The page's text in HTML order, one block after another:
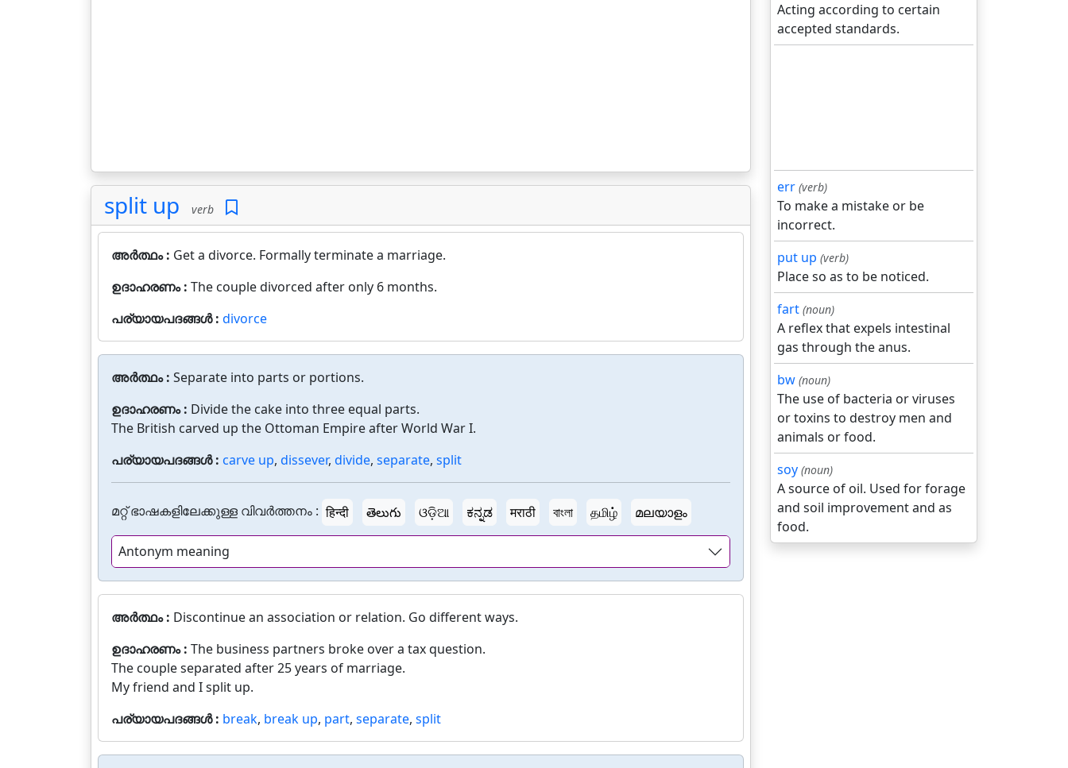
split up verb
അർത്ഥം : Get a divorce. Formally terminate a marriage.
ഉദാഹരണം : The couple divorced after only 6 months.
പര്യായപദങ്ങൾ : divorce
അർത്ഥം : Separate into parts or portions.
ഉദാഹരണം : Divide the cake into three equal parts.
The British carved up the Ottoman Empire after World War I.
പര്യായപദങ്ങൾ : carve up, dissever, divide, separate, split
മറ്റ് ഭാഷകളിലേക്കുള്ള വിവർത്തനം : हिन्दी తెలుగు ଓଡ଼ିଆ ಕನ್ನಡ मराठी বাংলা தமிழ் മലയാളം
Antonym meaning
അർത്ഥം : Discontinue an association or relation. Go different ways.
ഉദാഹരണം : The business partners broke over a tax question.
The couple separated after 25 years of marriage.
My friend and I split up.
പര്യായപദങ്ങൾ : break, break up, part, separate, split
Acting according to certain
accepted standards.
err (verb)
To make a mistake or be
incorrect.
put up (verb)
Place so as to be noticed.
fart (noun)
A reflex that expels intestinal
gas through the anus.
bw (noun)
The use of bacteria or viruses
or toxins to destroy men and
animals or food.
soy (noun)
A source of oil. Used for forage
and soil improvement and as
food.